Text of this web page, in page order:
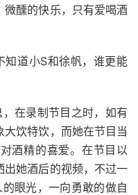
微醺的快乐，只有爱喝酒
知道小S和徐帆，谁更能
在录制节目之时，如有
饮特饮，而她在节目当
酒精的喜爱。在节目以
她酒后的视频，不过一
眼光，一向勇敢的做自